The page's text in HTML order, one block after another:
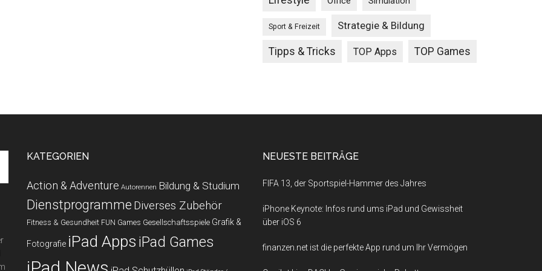
Sport & Freizeit Strategie & Bildung
Tipps & Tricks TOP Apps TOP Games
KATEGORIEN
Action & Adventure Autorennen Bildung & Studium
Dienstprogramme Diverses Zubehör
Fitness & Gesundheit FUN Games Gesellschaftsspiele Grafik &
Fotografie iPad Apps iPad Games
NEUESTE BEITRÄGE
FIFA 13, der Sportspiel-Hammer des Jahres
iPhone Keynote: Infos rund ums iPad und Gewissheit
über iOS 6
finanzen.net ist die perfekte App rund um Ihr Vermögen